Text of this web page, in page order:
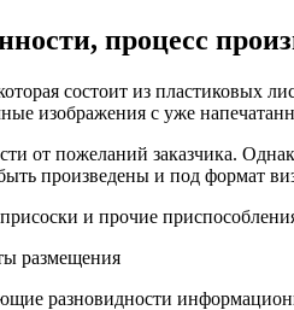
процесс
состоит из пластиковых
изображения с уже
от пожеланий заказчика.
произведены и под формат
и прочие
размещения
разновидности